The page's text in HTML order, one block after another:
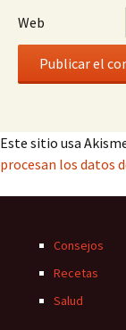
Web
Este sitio usa
procesan los datos
Consejos
Recetas
Salud